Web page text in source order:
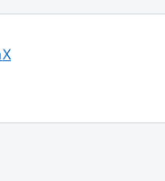
på
Dela sidan på
X